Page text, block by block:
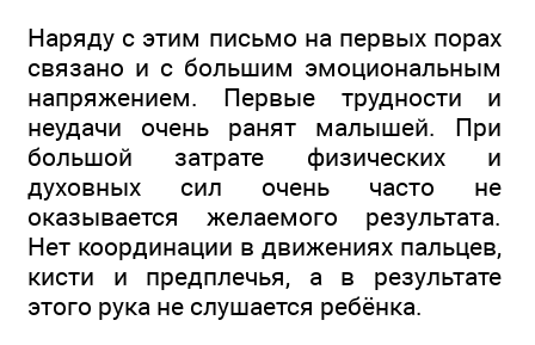
Наряду с этим письмо на первых порах
связано и с большим эмоциональным
напряжением. Первые трудности и
неудачи очень ранят малышей. При
большой затрате физических и
духовных сил очень часто не
оказывается желаемого результата.
Нет координации в движениях пальцев,
кисти и предплечья, а в результате
этого рука не слушается ребёнка.